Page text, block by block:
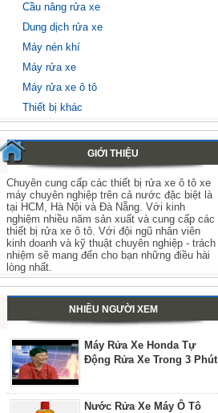
Cầu nâng rửa xe
Dung dịch rửa xe
Máy nén khí
Máy rửa xe
Máy rửa xe ô tô
Thiết bị khác
GIỚI THIỆU
Chuyên cung cấp các thiết bị rửa xe ô tô xe
máy chuyên nghiệp trên cả nước đặc biệt là
tại HCM, Hà Nội và Đà Nẵng. Với kinh
nghiệm nhiều năm sản xuất và cung cấp các
thiết bị rửa xe ô tô. Với đội ngũ nhân viên
kinh doanh và kỹ thuật chuyên nghiệp - trách
nhiệm sẽ mang đến cho bạn những điều hài
lòng nhất.
NHIỀU NGƯỜI XEM
Máy Rửa Xe Honda Tự
Động Rửa Xe Trong 3 Phút
Nước Rửa Xe Máy Ô Tô